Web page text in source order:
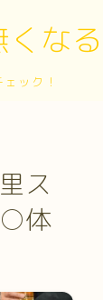
な
ック！
ス
体